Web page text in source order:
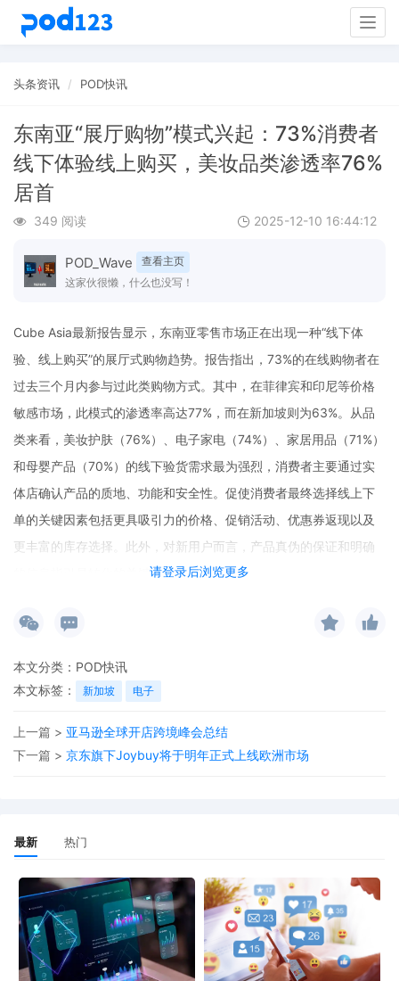
头条资讯 POD快讯
东南亚“展厅购物”模式兴起：73%消费者
线下体验线上购买，美妆品类渗透率76%
居首
349 阅读 2025-12-10 16:44:12
POD_Wave
查看主页
这家伙很懒，什么也没写！
请登录后浏览更多
Cube Asia最新报告显示，东南亚零售市场正在出现一种“线下体
验、线上购买”的展厅式购物趋势。报告指出，73%的在线购物者在
过去三个月内参与过此类购物方式。其中，在菲律宾和印尼等价格
敏感市场，此模式的渗透率高达77%，而在新加坡则为63%。从品
类来看，美妆护肤（76%）、电子家电（74%）、家居用品（71%）
和母婴产品（70%）的线下验货需求最为强烈，消费者主要通过实
体店确认产品的质地、功能和安全性。促使消费者最终选择线上下
单的关键因素包括更具吸引力的价格、促销活动、优惠券返现以及
更丰富的库存选择。此外，对新用户而言，产品真伪的保证和明确
的信息指引是转化的关键。
本文分类： POD快讯
本文标签：
新加坡 电子
上一篇 > 亚马逊全球开店跨境峰会总结
下一篇 > 京东旗下Joybuy将于明年正式上线欧洲市场
最新 热门